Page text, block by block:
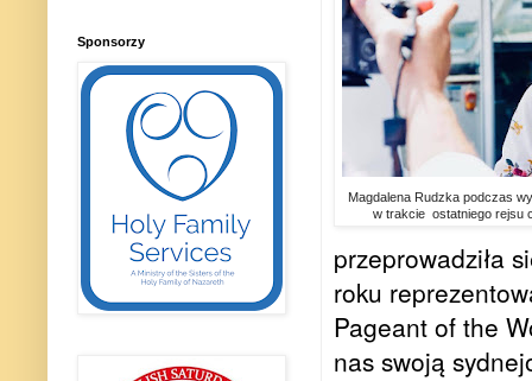
Magdalena Rudzka podczas
w trakcie ostatniego rejsu
przeprowadziła
roku
Pageant of the
nas swoją
Sponsorzy